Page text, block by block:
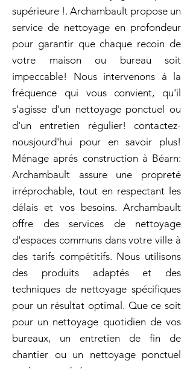
supérieure !. Archambault propose un
service de nettoyage en profondeur
pour garantir que chaque recoin de
votre maison ou bureau soit
impeccable! Nous intervenons à la
fréquence qui vous convient, qu'il
s'agisse d'un nettoyage ponctuel ou
d'un entretien régulier! contactez-
nousjourd'hui pour en savoir plus!
Ménage aprés construction à Béarn:
Archambault assure une propreté
irréprochable, tout en respectant les
délais et vos besoins. Archambault
offre des services de nettoyage
d'espaces communs dans votre ville à
des tarifs compétitifs. Nous utilisons
des produits adaptés et des
techniques de nettoyage spécifiques
pour un résultat optimal. Que ce soit
pour un nettoyage quotidien de vos
bureaux, un entretien de fin de
chantier ou un nettoyage ponctuel
après un événement, nous vous